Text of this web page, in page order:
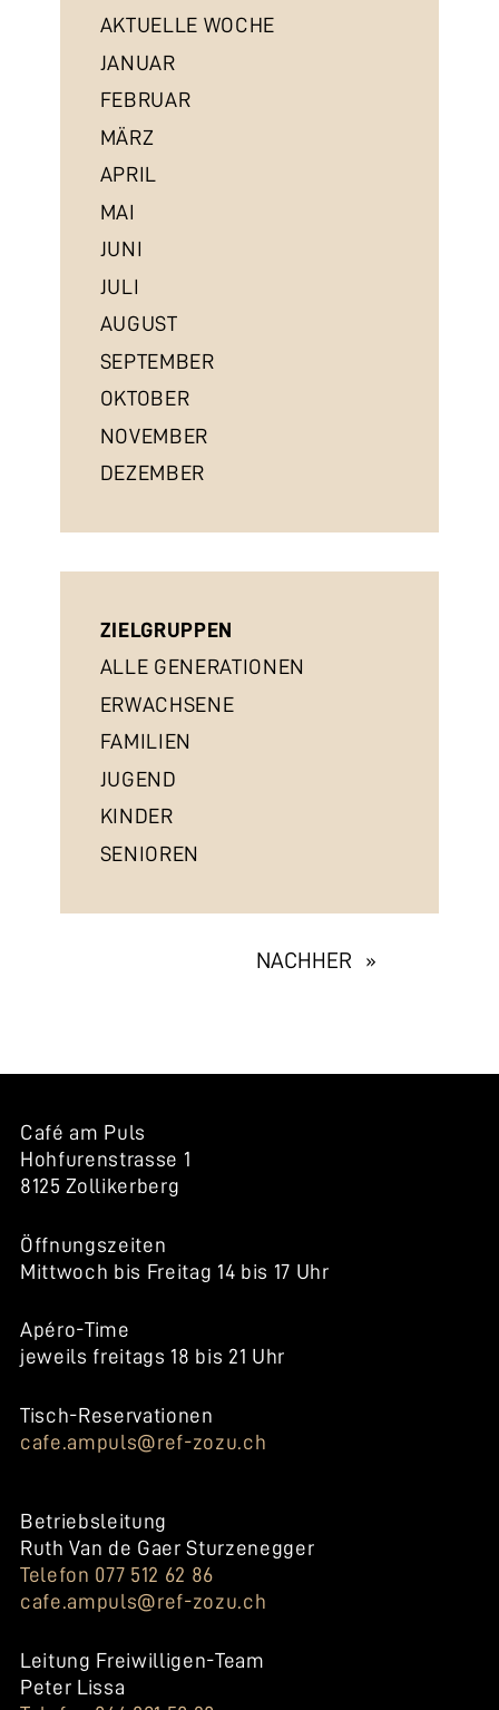
AKTUELLE WOCHE
JANUAR
FEBRUAR
MÄRZ
APRIL
MAI
JUNI
JULI
AUGUST
SEPTEMBER
OKTOBER
NOVEMBER
DEZEMBER
ZIELGRUPPEN
ALLE GENERATIONEN
ERWACHSENE
FAMILIEN
JUGEND
KINDER
SENIOREN
NACHHER »
Café am Puls
Hohfurenstrasse 1
8125 Zollikerberg
Öffnungszeiten
Mittwoch bis Freitag 14 bis 17 Uhr
Apéro-Time
jeweils freitags 18 bis 21 Uhr
Tisch-Reservationen
cafe.ampuls@ref-zozu.ch
Betriebsleitung
Ruth Van de Gaer Sturzenegger
Telefon 077 512 62 86
cafe.ampuls@ref-zozu.ch
Leitung Freiwilligen-Team
Peter Lissa